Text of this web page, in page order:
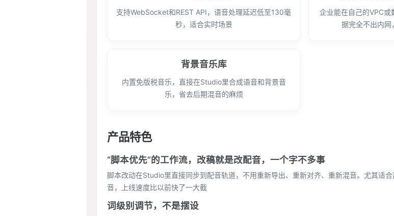
支持WebSocket和REST API，语音处理延迟低至130毫
秒，适合实时场景
企业能在自己的VPC
据完全不出内
背景音乐库
内置免版税音乐，直接在Studio里合成语音和背景音
乐，省去后期混音的麻烦
产品特色
“脚本优先”的工作流，改稿就是改配音，一个字不多事
脚本改动在Studio里直接同步到配音轨道，不用重新导出、重新对齐、重新混音。尤其适
音，上线速度比以前快了一大截
词级别调节，不是摆设